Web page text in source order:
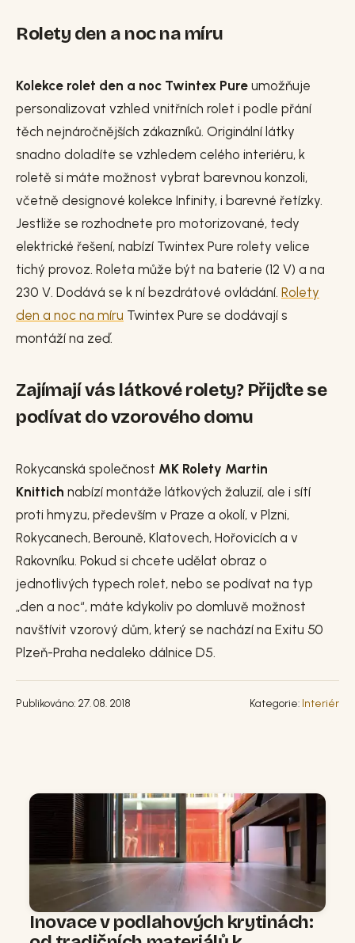
Rolety den a noc na míru
Kolekce rolet den a noc Twintex Pure umožňuje
personalizovat vzhled vnitřních rolet i podle přání
těch nejnáročnějších zákazníků. Originální látky
snadno doladíte se vzhledem celého interiéru, k
roletě si máte možnost vybrat barevnou konzoli,
včetně designové kolekce Infinity, i barevné řetízky.
Jestliže se rozhodnete pro motorizované, tedy
elektrické řešení, nabízí Twintex Pure rolety velice
tichý provoz. Roleta může být na baterie (12 V) a na
230 V. Dodává se k ní bezdrátové ovládání. Rolety
den a noc na míru Twintex Pure se dodávají s
montáží na zeď.
Zajímají vás látkové rolety? Přijďte se
podívat do vzorového domu
Rokycanská společnost MK Rolety Martin
Knittich nabízí montáže látkových žaluzií, ale i sítí
proti hmyzu, především v Praze a okolí, v Plzni,
Rokycanech, Berouně, Klatovech, Hořovicích a v
Rakovníku. Pokud si chcete udělat obraz o
jednotlivých typech rolet, nebo se podívat na typ
„den a noc“, máte kdykoliv po domluvě možnost
navštívit vzorový dům, který se nachází na Exitu 50
Plzeň-Praha nedaleko dálnice D5.
Publikováno: 27. 08. 2018 Kategorie: Interiér
Inovace v podlahových krytinách: